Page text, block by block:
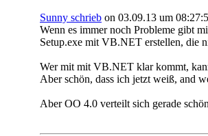
Sunny schrieb on 03.09.13 um
Wenn es immer noch Probleme gibt
Setup.exe mit VB.NET erstellen, die
Wer mit mit VB.NET klar kommt,
Aber schön, dass ich jetzt weiß, and
Aber OO 4.0 verteilt sich gerade